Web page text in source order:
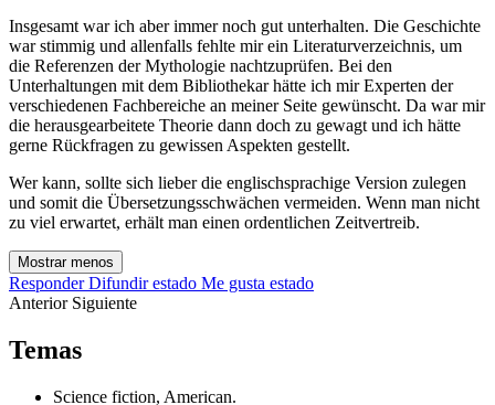
Insgesamt war ich aber immer noch gut unterhalten. Die Geschichte
war stimmig und allenfalls fehlte mir ein Literaturverzeichnis, um
die Referenzen der Mythologie nachtzuprüfen. Bei den
Unterhaltungen mit dem Bibliothekar hätte ich mir Experten der
verschiedenen Fachbereiche an meiner Seite gewünscht. Da war mir
die herausgearbeitete Theorie dann doch zu gewagt und ich hätte
gerne Rückfragen zu gewissen Aspekten gestellt.
Wer kann, sollte sich lieber die englischsprachige Version zulegen
und somit die Übersetzungsschwächen vermeiden. Wenn man nicht
zu viel erwartet, erhält man einen ordentlichen Zeitvertreib.
Mostrar menos
Responder Difundir estado Me gusta estado
Anterior Siguiente
Temas
Science fiction, American.